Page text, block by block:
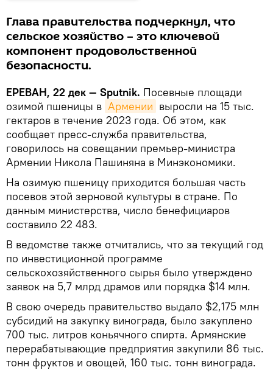
Глава правительства подчеркнул, что
сельское хозяйство – это ключевой
компонент продовольственной
безопасности.
ЕРЕВАН, 22 дек — Sputnik. Посевные площади
озимой пшеницы в Армении выросли на 15 тыс.
гектаров в течение 2023 года. Об этом, как
сообщает пресс-служба правительства,
говорилось на совещании премьер-министра
Армении Никола Пашиняна в Минэкономики.
На озимую пшеницу приходится большая часть
посевов этой зерновой культуры в стране. По
данным министерства, число бенефициаров
составило 22 483.
В ведомстве также отчитались, что за текущий год
по инвестиционной программе
сельскохозяйственного сырья было утверждено
заявок на 5,7 млрд драмов или порядка $14 млн.
В свою очередь правительство выдало $2,175 млн
субсидий на закупку винограда, было закуплено
700 тыс. литров коньячного спирта. Армянские
перерабатывающие предприятия закупили 86 тыс.
тонн фруктов и овощей, 160 тыс. тонн винограда.